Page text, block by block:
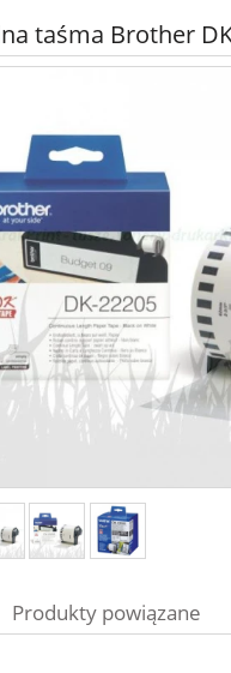
taśma Brother
Produkty powiązane